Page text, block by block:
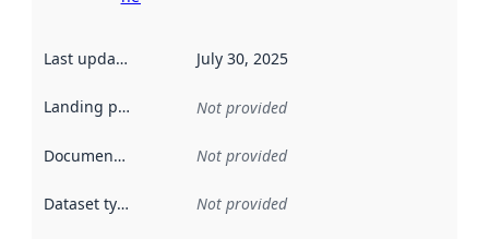
Last updated July 30, 2025
Landing page Not provided
Documentation Not provided
Dataset type Not provided